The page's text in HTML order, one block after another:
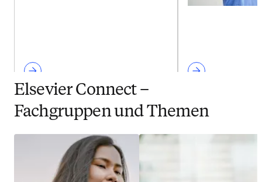
Elsevier Connect –
Fachgruppen und Themen